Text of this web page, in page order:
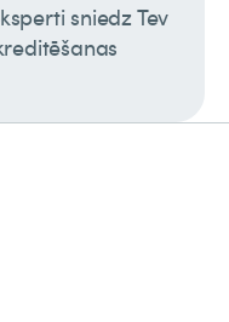
sniedz Tev